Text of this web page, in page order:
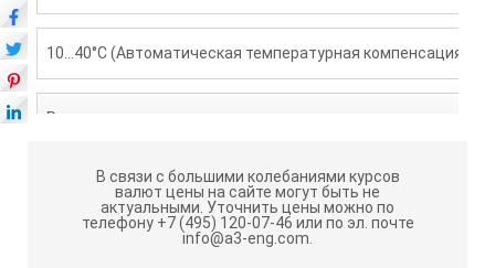
10…40°C (Автоматическая температурная компенсация)
Размеры и вес:
5.5*3.1*10.9 см, 100 гр
В связи с большими колебаниями курсов
валют цены на сайте могут быть не
актуальными. Уточнить цены можно по
телефону +7 (495) 120-07-46 или по эл. почте
info@a3-eng.com.